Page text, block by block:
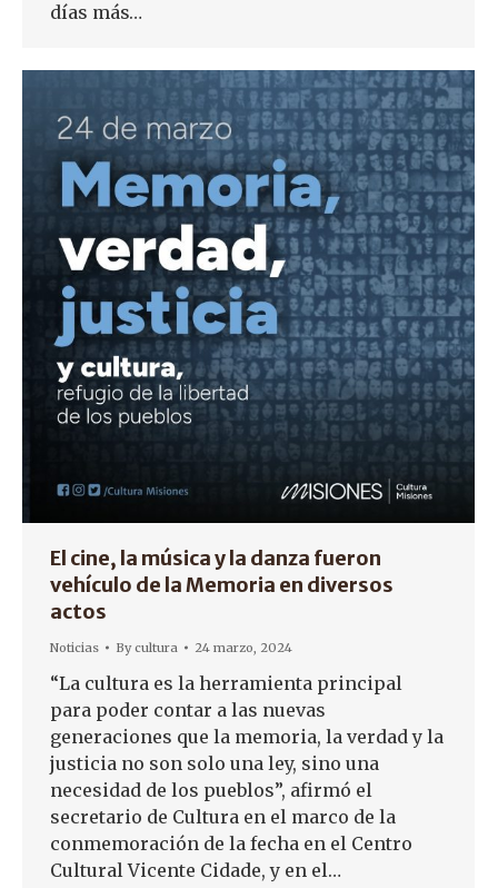
días más…
El cine, la música y la danza fueron
vehículo de la Memoria en diversos
actos
Noticias Bycultura 24 marzo, 2024
“La cultura es la herramienta principal
para poder contar a las nuevas
generaciones que la memoria, la verdad y la
justicia no son solo una ley, sino una
necesidad de los pueblos”, afirmó el
secretario de Cultura en el marco de la
conmemoración de la fecha en el Centro
Cultural Vicente Cidade, y en el…